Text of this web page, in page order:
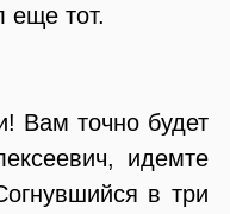
тот.
Вам точно будет
идемте
в три